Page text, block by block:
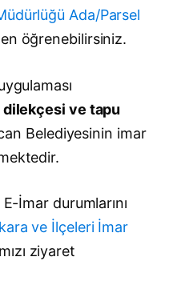
Ada/Parsel
öğrenebilirsiniz.
dilekçesi ve tapu
Belediyesinin imar
İmar durumlarını
ve İlçeleri İmar
ziyaret